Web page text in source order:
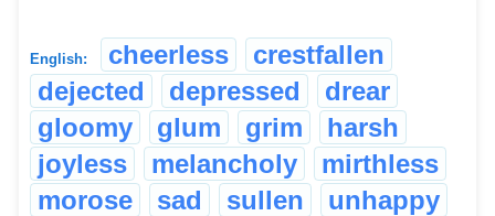
English: cheerless
crestfallen
dejected
depressed
drear
gloomy
glum grim
harsh
joyless
melancholy
mirthless
morose
sad sullen unhappy